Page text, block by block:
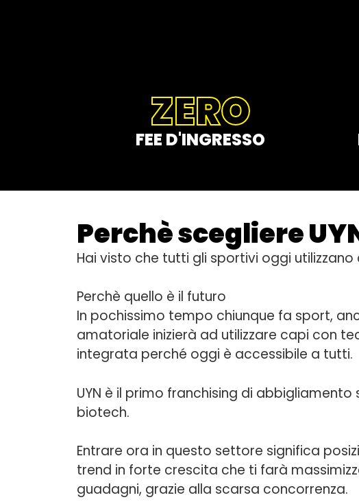
ZERO
FEE D'INGRESSO
Perchè scegliere
Hai visto che tutti gli sportivi oggi
Perchè quello è il futuro
In pochissimo tempo chiunque fa sport,
amatoriale inizierà ad utilizzare capi con
integrata perché oggi è accessibile a tutti.
UYN è il primo franchising di abbigliamento
biotech.
Entrare ora in questo settore significa
trend in forte crescita che ti farà
guadagni, grazie alla scarsa concorrenza.